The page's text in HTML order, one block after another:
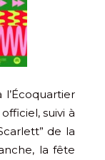
l’Écoquartier
suivi à
de la
la fête